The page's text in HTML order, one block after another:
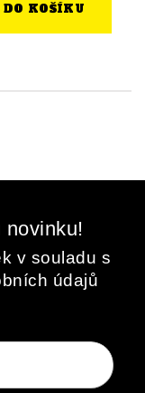
DO KOŠÍKU
novinku!
v souladu s
údajů